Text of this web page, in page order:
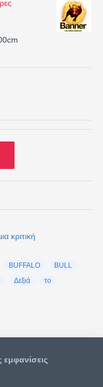
κριτική
BUFFALO
BULL
Δεξιά το
εμφανίσεις